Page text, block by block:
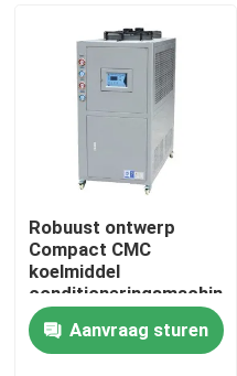
Thuis
Producten
Robuust ontwerp
Compact CMC
koelmiddel
conditioneringsmachine
Aanvraag sturen